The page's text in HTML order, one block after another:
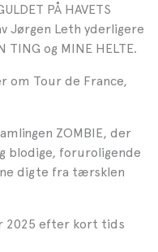
PÅ HAVETS
Jørgen Leth yderligere
TING og MINE HELTE.
om Tour de France,
ZOMBIE, der
blodige, foruroligende
digte fra tærsklen
2025 efter kort tids